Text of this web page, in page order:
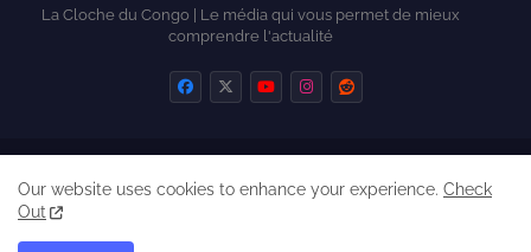
La Cloche du Congo | Le média qui vous permet de mieux
comprendre l'actualité
Our website uses cookies to enhance your experience. Check
Out